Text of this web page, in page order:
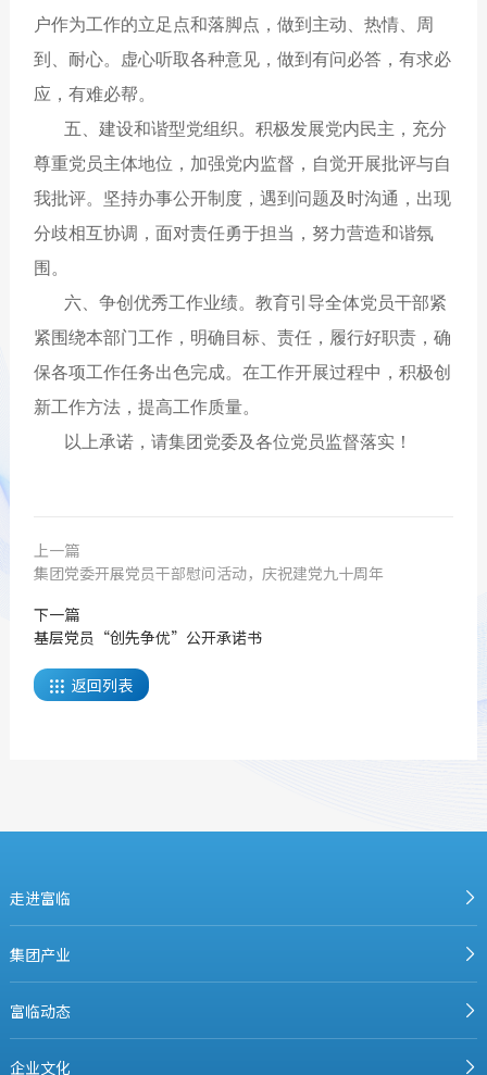
户作为工作的立足点和落脚点，做到主动、热情、周
到、耐心。虚心听取各种意见，做到有问必答，有求必
应，有难必帮。
五、建设和谐型党组织。积极发展党内民主，充分
尊重党员主体地位，加强党内监督，自觉开展批评与自
我批评。坚持办事公开制度，遇到问题及时沟通，出现
分歧相互协调，面对责任勇于担当，努力营造和谐氛
围。
六、争创优秀工作业绩。教育引导全体党员干部紧
紧围绕本部门工作，明确目标、责任，履行好职责，确
保各项工作任务出色完成。在工作开展过程中，积极创
新工作方法，提高工作质量。
以上承诺，请集团党委及各位党员监督落实！
上一篇
集团党委开展党员干部慰问活动，庆祝建党九十周年
下一篇
基层党员“创先争优”公开承诺书
 返回列表
走进富临
集团产业
富临动态
企业文化